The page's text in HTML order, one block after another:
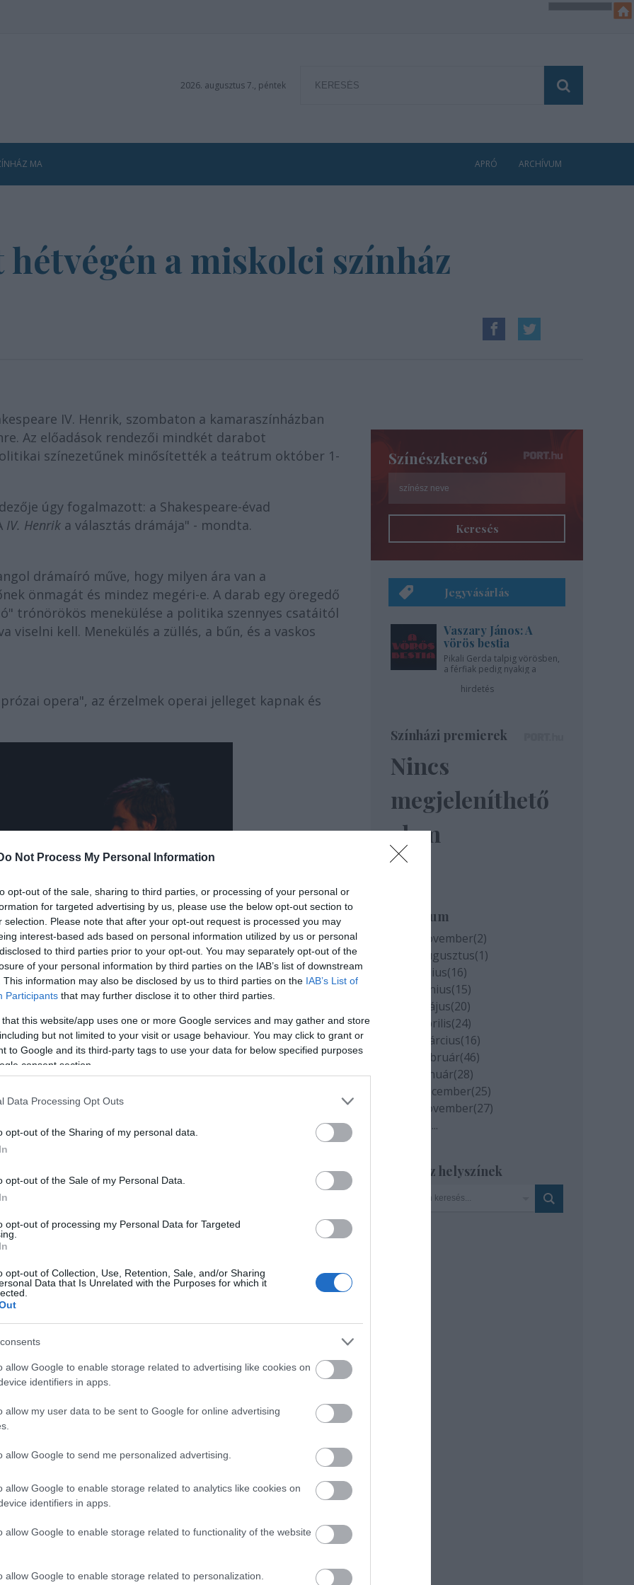
Not Process My Personal Information
opt-out of the sale, sharing to third parties, or processing of your personal or
for targeted advertising by us, please use the below opt-out section to
selection. Please note that after your opt-out request is processed you may
interest-based ads based on personal information utilized by us or personal
to third parties prior to your opt-out. You may separately opt-out of the
of your personal information by third parties on the IAB’s list of downstream
This information may also be disclosed by us to third parties on the IAB’s List of
Participants that may further disclose it to other third parties.
that this website/app uses one or more Google services and may gather and store
but not limited to your visit or usage behaviour. You may click to grant or
to Google and its third-party tags to use your data for below specified purposes
consent section.
Data Processing Opt Outs
opt-out of the Sharing of my personal data.
opt-out of the Sale of my Personal Data.
opt-out of processing my Personal Data for Targeted
opt-out of Collection, Use, Retention, Sale, and/or Sharing
Data that Is Unrelated with the Purposes for which it
allow Google to enable storage related to advertising like cookies on
identifiers in apps.
allow my user data to be sent to Google for online advertising
allow Google to send me personalized advertising.
allow Google to enable storage related to analytics like cookies on
identifiers in apps.
allow Google to enable storage related to functionality of the website
allow Google to enable storage related to personalization.
2026. augusztus 7., péntek
MA APRÓ ARCHÍVUM
a miskolci színház
IV. Henrik, szombaton a kamaraszínházban
Az előadások rendezői mindkét darabot
színezetűnek minősítették a teátrum október 1-
úgy fogalmazott: a Shakespeare-évad
IV. Henrik a választás drámája" - mondta.
drámaíró műve, hogy milyen ára van a
önmagát és mindez megéri-e. A darab egy öregedő
trónörökös menekülése a politika szennyes csatáitól
viselni kell. Menekülés a züllés, a bűn, és a vaskos
opera", az érzelmek operai jelleget kapnak és
Vajda János/MTI
hogy "milyen helyzetben élünk, hol tart az ország,
szempontból "nagyon erőteljes politikai előadás, de
saját verzióját" - mondta, megjegyezve azt
bohózat" is egyben.A főszerepet
Falstaff szerepe pedig Szegedi Dezső
rendezője is a politikára utalt a
kérdése a felelősség: hogy meddig tart a fiú, a
a megbocsáthatatlan vétek, a feltétlen
ez az átmenet aprónak tűnő árulások sorozatán
széthullás és a megőrizni vágyott értékek
Színészkereső
Keresés
Jegyvásárlás
Vaszary János: A
vörös bestia
Pikali Gerda talpig vörösben,
a férfiak pedig nyakig a
hirdetés
Színházi premierek
Nincs
megjeleníthető
elem
Archívum
2020 november(2)
2020 augusztus(1)
2020 július(16)
2020 június(15)
2020 május(20)
2020 április(24)
2020 március(16)
2020 február(46)
2020 január(28)
2019 december(25)
2019 november(27)
...
Szinház helyszínek